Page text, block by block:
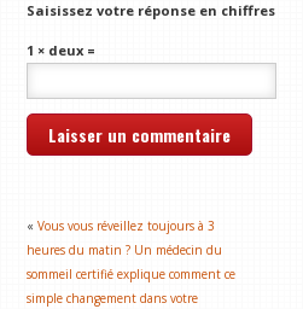
Saisissez votre réponse en chiffres
1 × deux =
«Vous vous réveillez toujours à 3
heures du matin ? Un médecin du
sommeil certifié explique comment ce
simple changement dans votre